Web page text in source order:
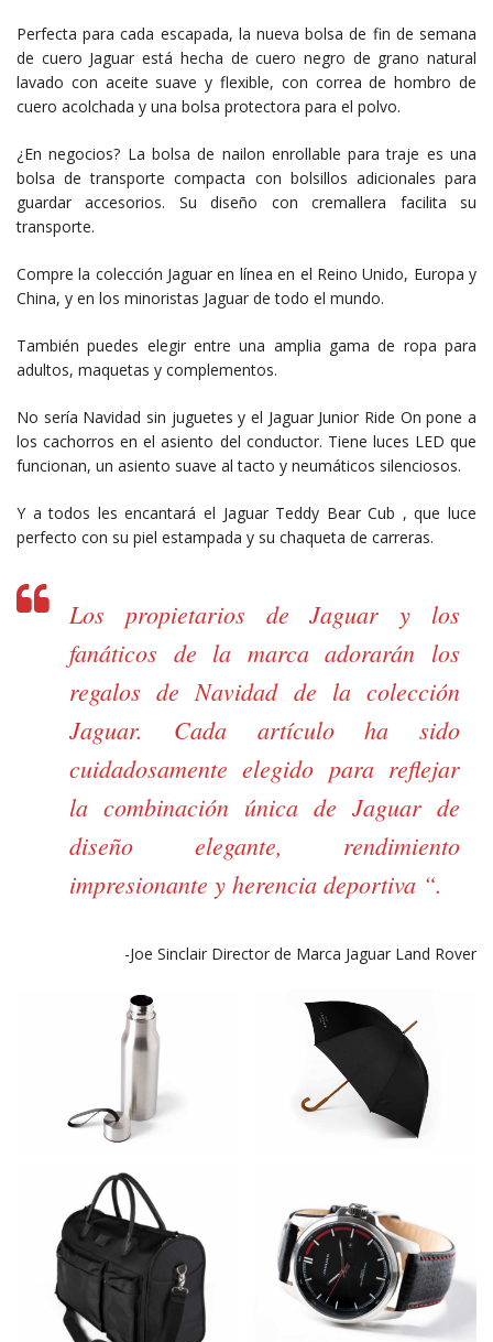
Perfecta para cada escapada, la nueva bolsa de fin de semana
de cuero Jaguar está hecha de cuero negro de grano natural
lavado con aceite suave y flexible, con correa de hombro de
cuero acolchada y una bolsa protectora para el polvo.
¿En negocios? La bolsa de nailon enrollable para traje es una
bolsa de transporte compacta con bolsillos adicionales para
guardar accesorios. Su diseño con cremallera facilita su
transporte.
Compre la colección Jaguar en línea en el Reino Unido, Europa y
China, y en los minoristas Jaguar de todo el mundo.
También puedes elegir entre una amplia gama de ropa para
adultos, maquetas y complementos.
No sería Navidad sin juguetes y el Jaguar Junior Ride On pone a
los cachorros en el asiento del conductor. Tiene luces LED que
funcionan, un asiento suave al tacto y neumáticos silenciosos.
Y a todos les encantará el Jaguar Teddy Bear Cub , que luce
perfecto con su piel estampada y su chaqueta de carreras.​
Los propietarios de Jaguar y los
fanáticos de la marca adorarán los
regalos de Navidad de la colección
Jaguar. Cada artículo ha sido
cuidadosamente elegido para reflejar
la combinación única de Jaguar de
diseño elegante, rendimiento
impresionante y herencia deportiva “.
-Joe Sinclair Director de Marca Jaguar Land Rover